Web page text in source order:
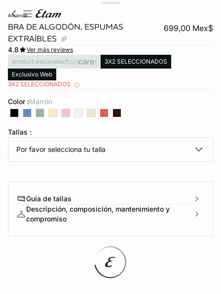
DE PANTIES
ahora
amande
BRA DE ALGODÓN, ESPUMAS
EXTRAÍBLES
699,00 Mex$
4.8
Ver más reviews
product.wecaretext
3X2 SELECCIONADOS
Exclusivo Web
3X2 SELECCIONADOS
Color : marrón
Tallas :
Por favor selecciona tu talla
Guía de tallas
Descripción, composición, mantenimiento y
compromiso